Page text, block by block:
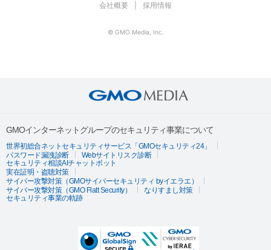
会社概要 採用情報
© GMO Media, Inc.
GMOインターネットグループのセキュリティ事業について
世界初総合ネットセキュリティサービス「GMOセキュリティ24」
パスワード漏洩診断
Webサイトリスク診断
セキュリティ相談AIチャットボット
実在証明・盗聴対策
サイバー攻撃対策（GMOサイバーセキュリティ byイエラエ）
サイバー攻撃対策（GMO Flatt Security）
なりすまし対策
セキュリティ事業の軌跡